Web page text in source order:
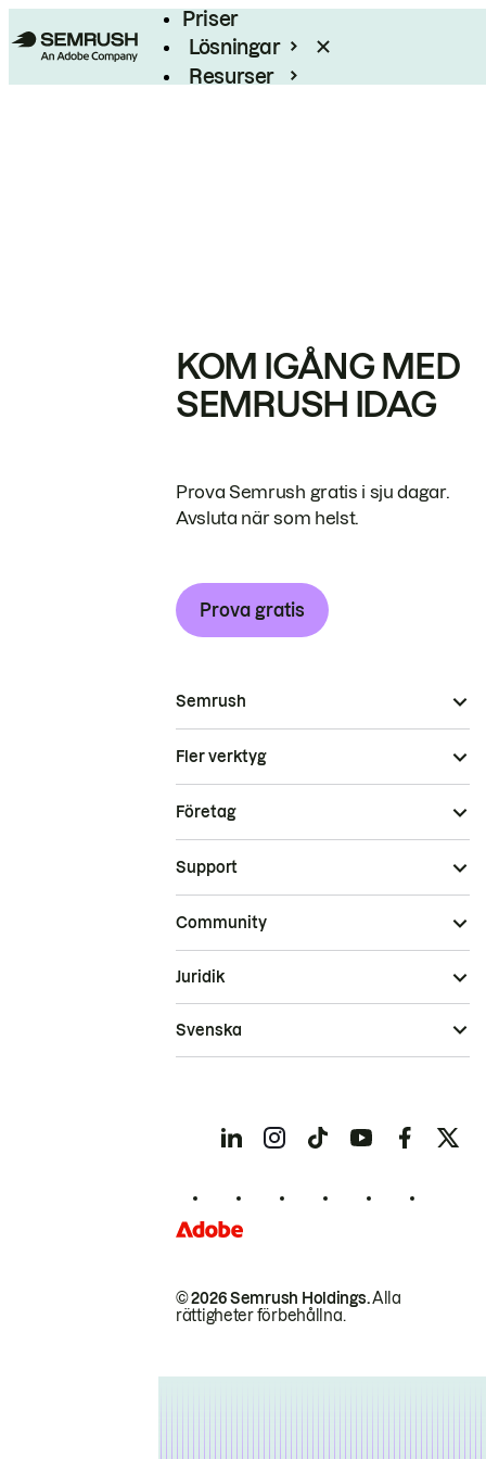
Priser
Lösningar
Resurser
KOM IGÅNG MED
SEMRUSH IDAG
Prova Semrush gratis i sju dagar.
Avsluta när som helst.
Prova gratis
Semrush
Fler verktyg
Företag
Support
Community
© 2026 Semrush Holdings.Alla
rättigheter förbehållna.
Juridik
Svenska